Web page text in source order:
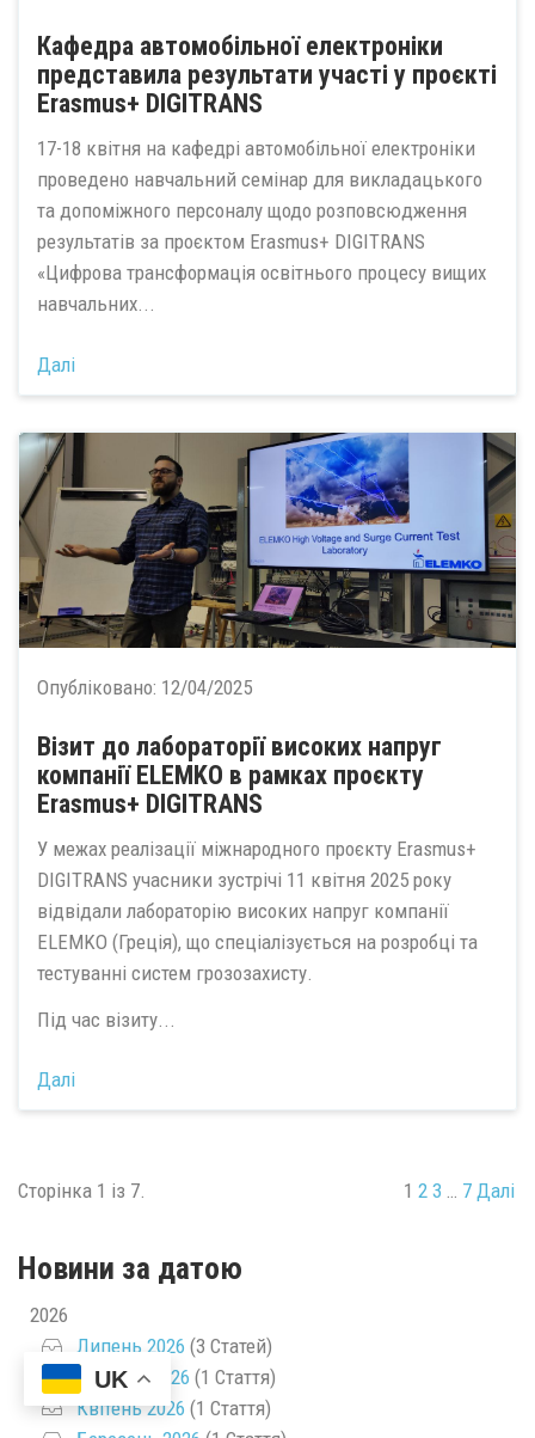
Кафедра автомобільної електроніки
представила результати участі у проєкті
Erasmus+ DIGITRANS
17-18 квітня на кафедрі автомобільної електроніки
проведено навчальний семінар для викладацького
та допоміжного персоналу щодо розповсюдження
результатів за проєктом Erasmus+ DIGITRANS
«Цифрова трансформація освітнього процесу вищих
навчальних...
Далі
Опубліковано: 12/04/2025
Візит до лабораторії високих напруг
компанії ELEMKO в рамках проєкту
Erasmus+ DIGITRANS
У межах реалізації міжнародного проєкту Erasmus+
DIGITRANS учасники зустрічі 11 квітня 2025 року
відвідали лабораторію високих напруг компанії
ELEMKO (Греція), що спеціалізується на розробці та
тестуванні систем грозозахисту.
Під час візиту...
Далі
Сторінка 1 із 7. 1 2 3 … 7 Далі
Новини за датою
2026
Липень 2026 (3 Статей)
Травень 2026 (1 Стаття)
Квітень 2026 (1 Стаття)
UK